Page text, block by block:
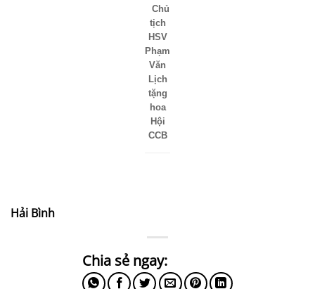
Chủ
tịch
HSV
Phạm
Văn
Lịch
tặng
hoa
Hội
CCB
Hải Bình